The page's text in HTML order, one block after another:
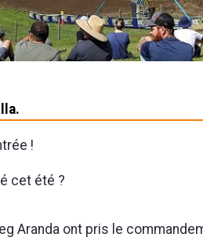
!
cet été ?
Aranda ont pris le